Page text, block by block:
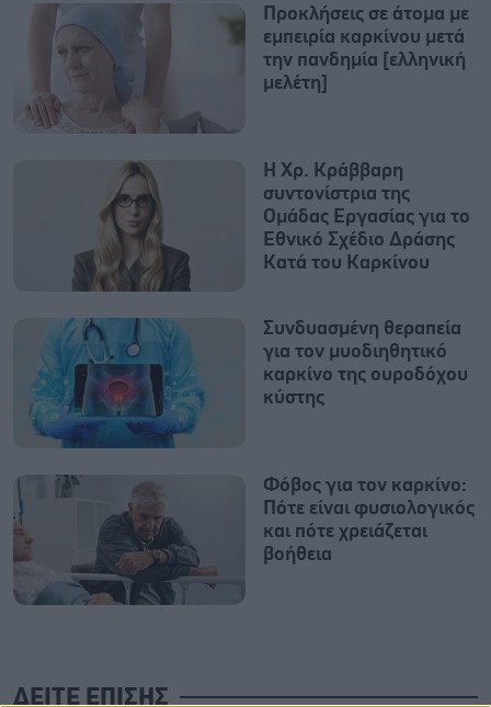
Προκλήσεις σε άτομα με
εμπειρία καρκίνου μετά
την πανδημία [ελληνική
μελέτη]
Η Χρ. Κράββαρη
συντονίστρια της
Ομάδας Εργασίας για το
Εθνικό Σχέδιο Δράσης
Κατά του Καρκίνου
Συνδυασμένη θεραπεία
για τον μυοδιηθητικό
καρκίνο της ουροδόχου
κύστης
Φόβος για τον καρκίνο:
Πότε είναι φυσιολογικός
και πότε χρειάζεται
βοήθεια
ΔΕΙΤΕ ΕΠΙΣΗΣ